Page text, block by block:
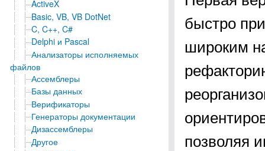
ActiveX
Basic, VB, VB DotNet
C, C++, C#
Delphi и Pascal
Анализаторы исполняемых
файлов
Ассемблеры
Базы данных
Верификаторы
Генераторы документации
Дизассемблеры
Другое
быстро
широким
позволяя